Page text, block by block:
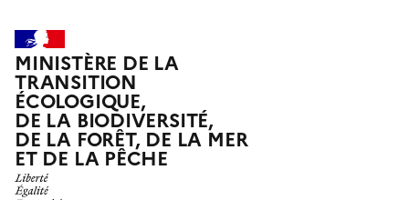
MINISTÈRE DE LA
TRANSITION
ÉCOLOGIQUE,
DE LA BIODIVERSITÉ,
DE LA FORÊT, DE LA MER
ET DE LA PÊCHE